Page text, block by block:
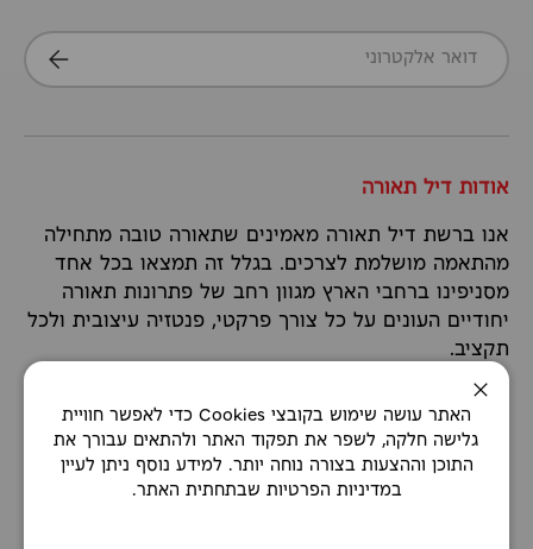
סגירה
האתר עושה שימוש בקובצי Cookies כדי לאפשר חוויית
גלישה חלקה, לשפר את תפקוד האתר ולהתאים עבורך את
התוכן וההצעות בצורה נוחה יותר. למידע נוסף ניתן לעיין
במדיניות הפרטיות שבתחתית האתר.
דואר אלקטרוני
הרשמה
אודות דיל תאורה
אנו ברשת דיל תאורה מאמינים שתאורה טובה מתחילה
מהתאמה מושלמת לצרכים. בגלל זה תמצאו בכל אחד
מסניפינו ברחבי הארץ מגוון רחב של פתרונות תאורה
יחודיים העונים על כל צורך פרקטי, פנטזיה עיצובית ולכל
תקציב.
המשך קריאה